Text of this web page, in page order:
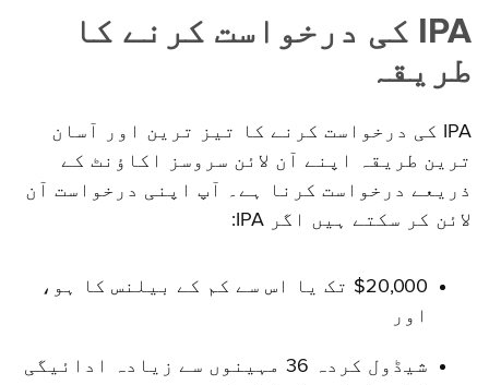
IPA کی درخواست کرنے کا
طریقہ
IPA کی درخواست کرنے کا تیز ترین اور آسان
ترین طریقہ اپنے آن لائن سروسز اکاؤنٹ کے
ذریعے درخواست کرنا ہے۔ آپ اپنی درخواست آن
لائن کر سکتے ہیں اگر IPA:
$20,000 تک یا اس سے کم کے بیلنس کا ہو،
اور
شیڈول کردہ 36 مہینوں سے زیادہ ادائیگی